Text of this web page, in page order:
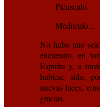
Piénsenlo.
Medítenlo...
No hubo uno
encuentro, en
Espíritu y, a
hubiese sido,
nuevas luces,
gracias.